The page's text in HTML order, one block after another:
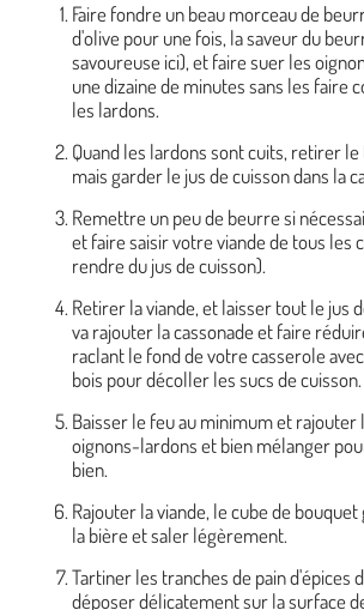
Faire fondre un beau morceau de
d'olive pour une fois, la saveur du
savoureuse ici), et faire suer les
une dizaine de minutes sans les faire
les lardons.
Quand les lardons sont cuits, retirer
mais garder le jus de cuisson dans la
Remettre un peu de beurre si
et faire saisir votre viande de tous les
rendre du jus de cuisson).
Retirer la viande, et laisser tout le jus
va rajouter la cassonade et faire
raclant le fond de votre casserole
bois pour décoller les sucs de cuisson.
Baisser le feu au minimum et rajouter
oignons-lardons et bien mélanger
bien.
Rajouter la viande, le cube de
la bière et saler légèrement.
Tartiner les tranches de pain d'épices
déposer délicatement sur la surface